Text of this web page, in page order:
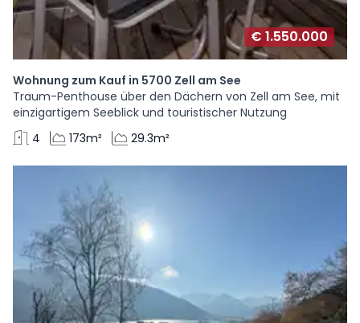
€ 1.550.000
Wohnung zum Kauf in 5700 Zell am See
Traum-Penthouse über den Dächern von Zell am See, mit
einzigartigem Seeblick und touristischer Nutzung
4
173m² 29.3m²